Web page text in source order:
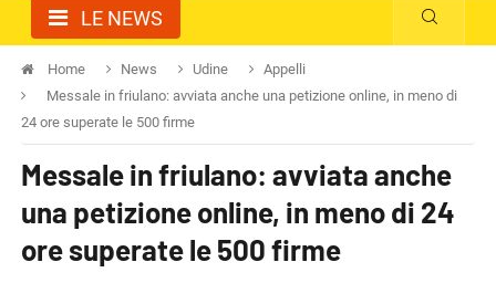
LE NEWS
Home News Udine
Appelli
Messale in friulano: avviata anche una petizione online, in meno di
24 ore superate le 500 firme
Messale in friulano: avviata anche
una petizione online, in meno di 24
ore superate le 500 firme